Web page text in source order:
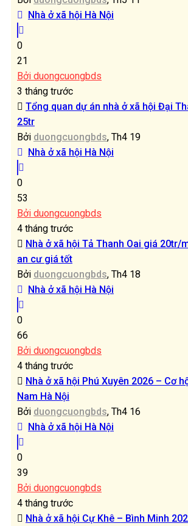
Nhà ở xã hội Hà Nội
0
21
Bởi duongcuongbds
3 tháng trước
Tổng quan dự án nhà ở xã hội Đại
25tr
Bởi duongcuongbds, Th4 19
Nhà ở xã hội Hà Nội
0
53
Bởi duongcuongbds
4 tháng trước
Nhà ở xã hội Tả Thanh Oai giá 20tr/
an cư giá tốt
Bởi duongcuongbds, Th4 18
Nhà ở xã hội Hà Nội
0
66
Bởi duongcuongbds
4 tháng trước
Nhà ở xã hội Phú Xuyên 2026 – Cơ
Nam Hà Nội
Bởi duongcuongbds, Th4 16
Nhà ở xã hội Hà Nội
0
39
Bởi duongcuongbds
4 tháng trước
Nhà ở xã hội Cự Khê – Bình Minh